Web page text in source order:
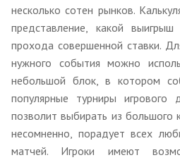
несколько сотен рынков.
представление, какой
прохода совершенной ставки.
нужного события можно
небольшой блок, в котором
популярные турниры игрового
позволит выбирать из большого
несомненно, порадует всех
матчей. Игроки имеют